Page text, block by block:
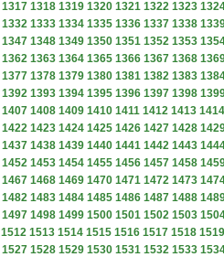
1317 1318 1319 1320 1321 1322 1323
1332 1333 1334 1335 1336 1337 1338
1347 1348 1349 1350 1351 1352 1353
1362 1363 1364 1365 1366 1367 1368
1377 1378 1379 1380 1381 1382 1383
1392 1393 1394 1395 1396 1397 1398
1407 1408 1409 1410 1411 1412 1413 1414
1422 1423 1424 1425 1426 1427 1428
1437 1438 1439 1440 1441 1442 1443
1452 1453 1454 1455 1456 1457 1458
1467 1468 1469 1470 1471 1472 1473
1482 1483 1484 1485 1486 1487 1488
1497 1498 1499 1500 1501 1502 1503
1512 1513 1514 1515 1516 1517 1518 1519
1527 1528 1529 1530 1531 1532 1533